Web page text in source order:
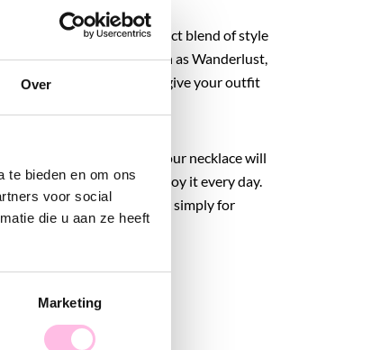
Over
te bieden en om ons
voor social
die u aan ze heeft
Marketing
necklaces are the perfect blend of style
a word that suits you, such as Wanderlust,
Sunkissed, or Rebel, and give your outfit
stainless steel material, your necklace will
time, allowing you to enjoy it every day.
a friend, sister, mother, or simply for